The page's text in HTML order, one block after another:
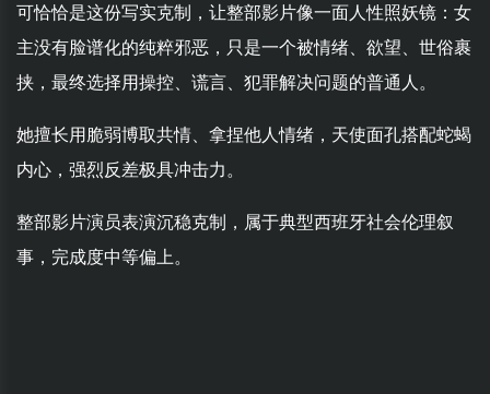
可恰恰是这份写实克制，让整部影片像一面人性照妖镜：女
主没有脸谱化的纯粹邪恶，只是一个被情绪、欲望、世俗裹
挟，最终选择用操控、谎言、犯罪解决问题的普通人。
她擅长用脆弱博取共情、拿捏他人情绪，天使面孔搭配蛇蝎
内心，强烈反差极具冲击力。
整部影片演员表演沉稳克制，属于典型西班牙社会伦理叙
事，完成度中等偏上。